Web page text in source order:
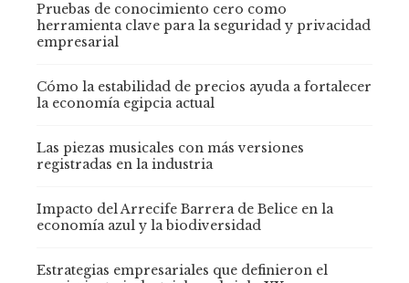
Pruebas de conocimiento cero como
herramienta clave para la seguridad y privacidad
empresarial
Cómo la estabilidad de precios ayuda a fortalecer
la economía egipcia actual
Las piezas musicales con más versiones
registradas en la industria
Impacto del Arrecife Barrera de Belice en la
economía azul y la biodiversidad
Estrategias empresariales que definieron el